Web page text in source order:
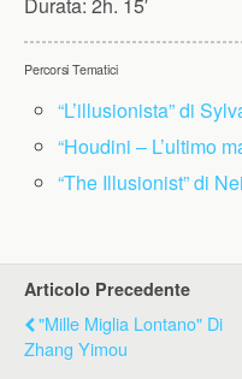
Percorsi Tematici
“L’illusionista” di
“Houdini – L’ultimo
“The Illusionist” di
Articolo Precedente
"Mille Miglia Lontano" Di
Zhang Yimou